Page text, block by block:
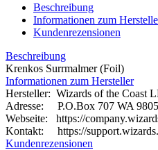
Beschreibung
Informationen zum
Kundenrezensionen
Beschreibung
Krenkos Surrmalmer (Foil)
Informationen zum Hersteller
Hersteller: Wizards of the Coast
Adresse: P.O.Box 707 WA
Webseite:
https://
Kontakt: https://
Kundenrezensionen